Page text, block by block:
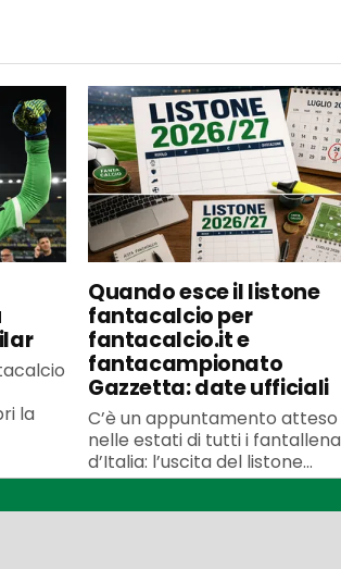
la
Quando esce il listone
fantacalcio per
fantacalcio.it e
fantacampionato
Gazzetta: date ufficiali
C’è un appuntamento atteso
nelle estati di tutti i
d’Italia: l’uscita del listone...